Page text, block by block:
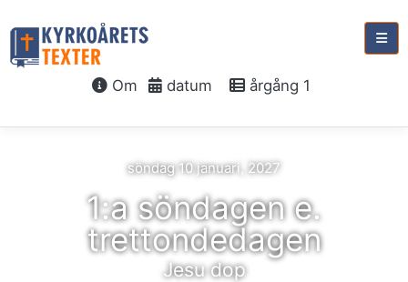
Om datum årgång 1
söndag 10 januari, 2027
1:a söndagen e.
trettondedagen
Jesu dop